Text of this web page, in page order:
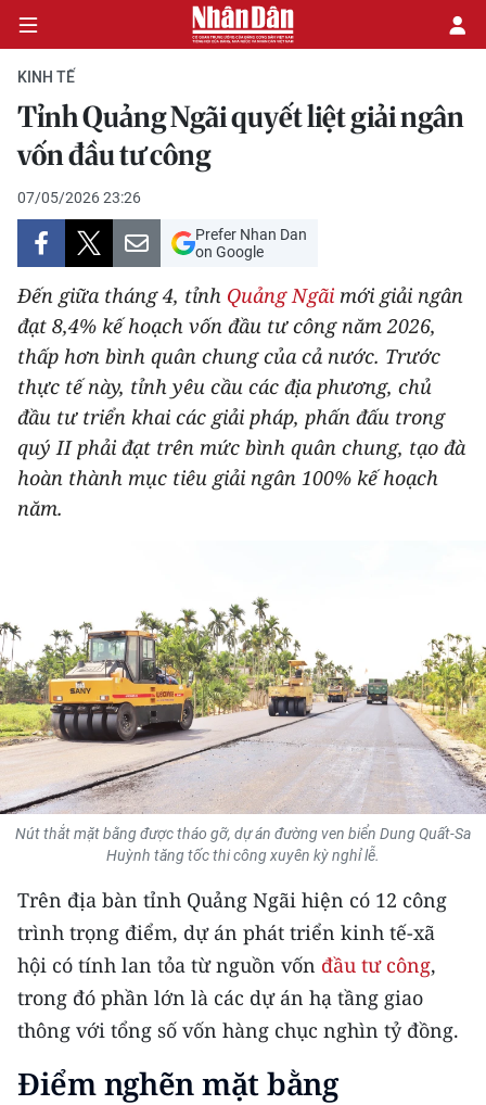
CHÍNH TRỊ
KINH TẾ
VĂN HÓA
XÃ HỘI
PHÁP LUẬT
DU LỊCH
THẾ GIỚI
THỂ THAO
KHOA HỌC - CÔNG NGHỆ
MÔI TRƯỜNG
BẠN ĐỌC
KIỂM CHỨNG THÔNG TIN
54 DÂN TỘC VIỆT NAM
CHƯƠNG TRÌNH OCOP - MỖI XÃ
MỘT SẢN PHẨM
RADIO
KINH TẾ
Tỉnh Quảng Ngãi quyết liệt giải ngân
vốn đầu tư công
07/05/2026 23:26
Prefer Nhan Dan
on Google
Đến giữa tháng 4, tỉnh Quảng Ngãi mới giải ngân
đạt 8,4% kế hoạch vốn đầu tư công năm 2026,
thấp hơn bình quân chung của cả nước. Trước
thực tế này, tỉnh yêu cầu các địa phương, chủ
đầu tư triển khai các giải pháp, phấn đấu trong
quý II phải đạt trên mức bình quân chung, tạo đà
hoàn thành mục tiêu giải ngân 100% kế hoạch
năm.
Nút thắt mặt bằng được tháo gỡ, dự án đường ven biển Dung Quất-Sa
Huỳnh tăng tốc thi công xuyên kỳ nghỉ lễ.
Trên địa bàn tỉnh Quảng Ngãi hiện có 12 công
trình trọng điểm, dự án phát triển kinh tế-xã
hội có tính lan tỏa từ nguồn vốn đầu tư công,
trong đó phần lớn là các dự án hạ tầng giao
thông với tổng số vốn hàng chục nghìn tỷ đồng.
Điểm nghẽn mặt bằng